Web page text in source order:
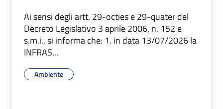
Ai sensi degli artt. 29-octies e 29-quater del
Decreto Legislativo 3 aprile 2006, n. 152 e
s.m.i., si informa che: 1. in data 13/07/2026 la
INFRAS...
Ambiente